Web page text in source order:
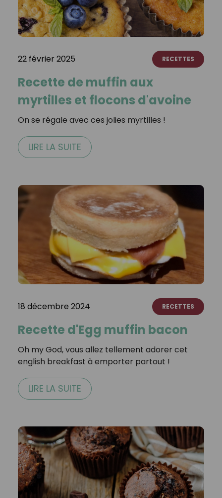
22 février 2025 RECETTES
Recette de muffin aux
myrtilles et flocons d'avoine
On se régale avec ces jolies myrtilles !
LIRE LA SUITE
18 décembre 2024 RECETTES
Recette d'Egg muffin bacon
Oh my God, vous allez tellement adorer cet
english breakfast à emporter partout !⁣ ⁣
LIRE LA SUITE